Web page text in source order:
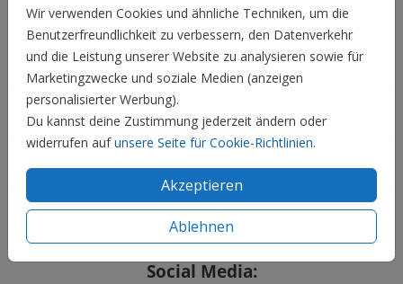
Wir verwenden Cookies und ähnliche Techniken, um die
Benutzerfreundlichkeit zu verbessern, den Datenverkehr
und die Leistung unserer Website zu analysieren sowie für
Marketingzwecke und soziale Medien (anzeigen
personalisierter Werbung).
Du kannst deine Zustimmung jederzeit ändern oder
widerrufen aufunsere Seite für Cookie-Richtlinien.
Akzeptieren
Ablehnen
Preis:0,45 € für 1
Hochzeit
Familie & Feiertage
Service
Social Media: